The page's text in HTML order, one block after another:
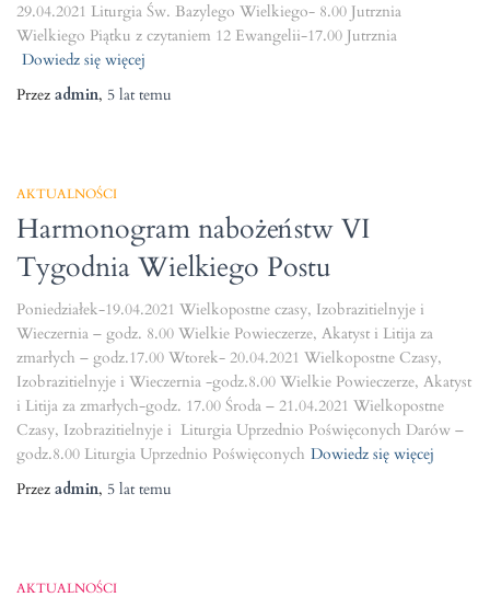
29.04.2021 Liturgia Św. Bazylego Wielkiego- 8.00 Jutrznia
Wielkiego Piątku z czytaniem 12 Ewangelii-17.00 Jutrznia
Dowiedz się więcej
Przez admin, 5 lattemu
AKTUALNOŚCI
Harmonogram nabożeństw VI
Tygodnia Wielkiego Postu
Poniedziałek-19.04.2021 Wielkopostne czasy, Izobrazitielnyje i
Wieczernia – godz. 8.00 Wielkie Powieczerze, Akatyst i Litija za
zmarłych – godz.17.00 Wtorek- 20.04.2021 Wielkopostne Czasy,
Izobrazitielnyje i Wieczernia -godz.8.00 Wielkie Powieczerze, Akatyst
i Litija za zmarłych-godz. 17.00 Środa – 21.04.2021 Wielkopostne
Czasy, Izobrazitielnyje i Liturgia Uprzednio Poświęconych Darów –
godz.8.00 Liturgia Uprzednio Poświęconych Dowiedz się więcej
Przez admin, 5 lattemu
AKTUALNOŚCI